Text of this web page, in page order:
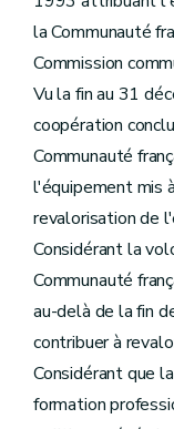
la Communauté
Commission
Vu la fin au 31
coopération
Communauté
l'équipement mis
revalorisation de
Considérant la
Communauté
au-delà de la fin
contribuer à
Considérant que
formation